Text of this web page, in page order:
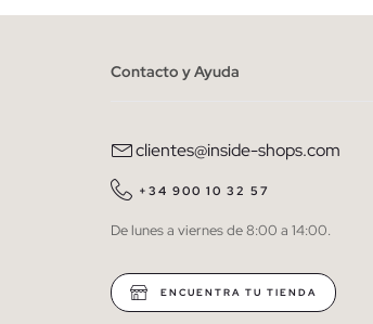
Contacto y Ayuda
clientes@inside-shops.com
+34 900 10 32 57
De lunes a viernes de 8:00 a 14:00.
ENCUENTRA TU TIENDA